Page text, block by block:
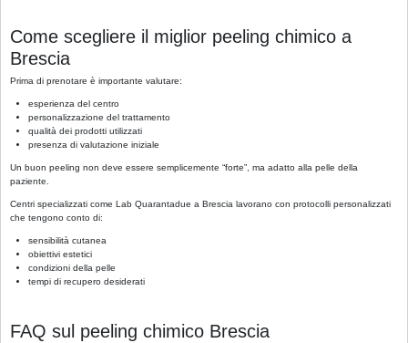
Come scegliere il miglior peeling chimico a
Brescia
Prima di prenotare è importante valutare:
esperienza del centro
personalizzazione del trattamento
qualità dei prodotti utilizzati
presenza di valutazione iniziale
Un buon peeling non deve essere semplicemente “forte”, ma adatto alla pelle della
paziente.
Centri specializzati come Lab Quarantadue a Brescia lavorano con protocolli personalizzati
che tengono conto di:
sensibilità cutanea
obiettivi estetici
condizioni della pelle
tempi di recupero desiderati
FAQ sul peeling chimico Brescia